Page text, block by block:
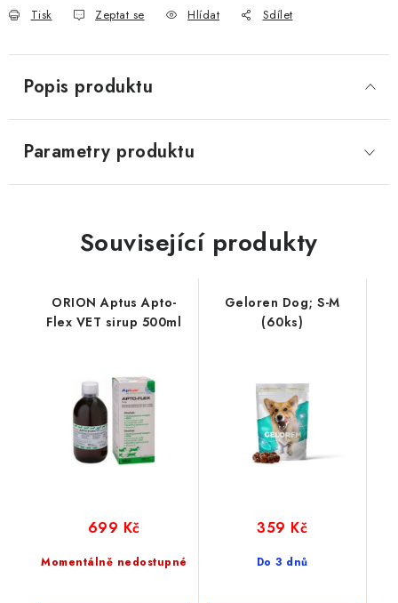
Tisk Zeptat se Hlídat Sdílet
Popis produktu
Parametry produktu
Související produkty
ORION Aptus Apto-
Flex VET sirup 500ml
Momentálně nedostupné
699 Kč
Geloren Dog; S-M
(60ks)
Do 3 dnů
359 Kč